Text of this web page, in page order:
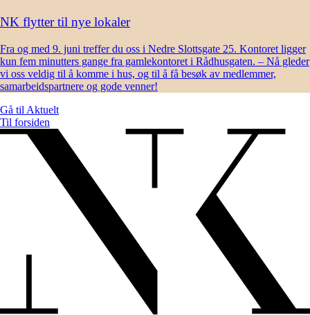
NK flytter til nye lokaler
Fra og med 9. juni treffer du oss i Nedre Slottsgate 25. Kontoret ligger
kun fem minutters gange fra gamlekontoret i Rådhusgaten. – Nå gleder
vi oss veldig til å komme i hus, og til å få besøk av medlemmer,
samarbeidspartnere og gode venner!
Gå til Aktuelt
Til forsiden